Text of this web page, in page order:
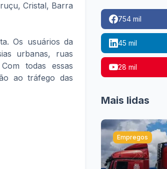
Cristal, Barra
Os usuários da
urbanas, ruas
todas essas
ao tráfego das
754 mil
45 mil
28 mil
Mais lidas
Empregos